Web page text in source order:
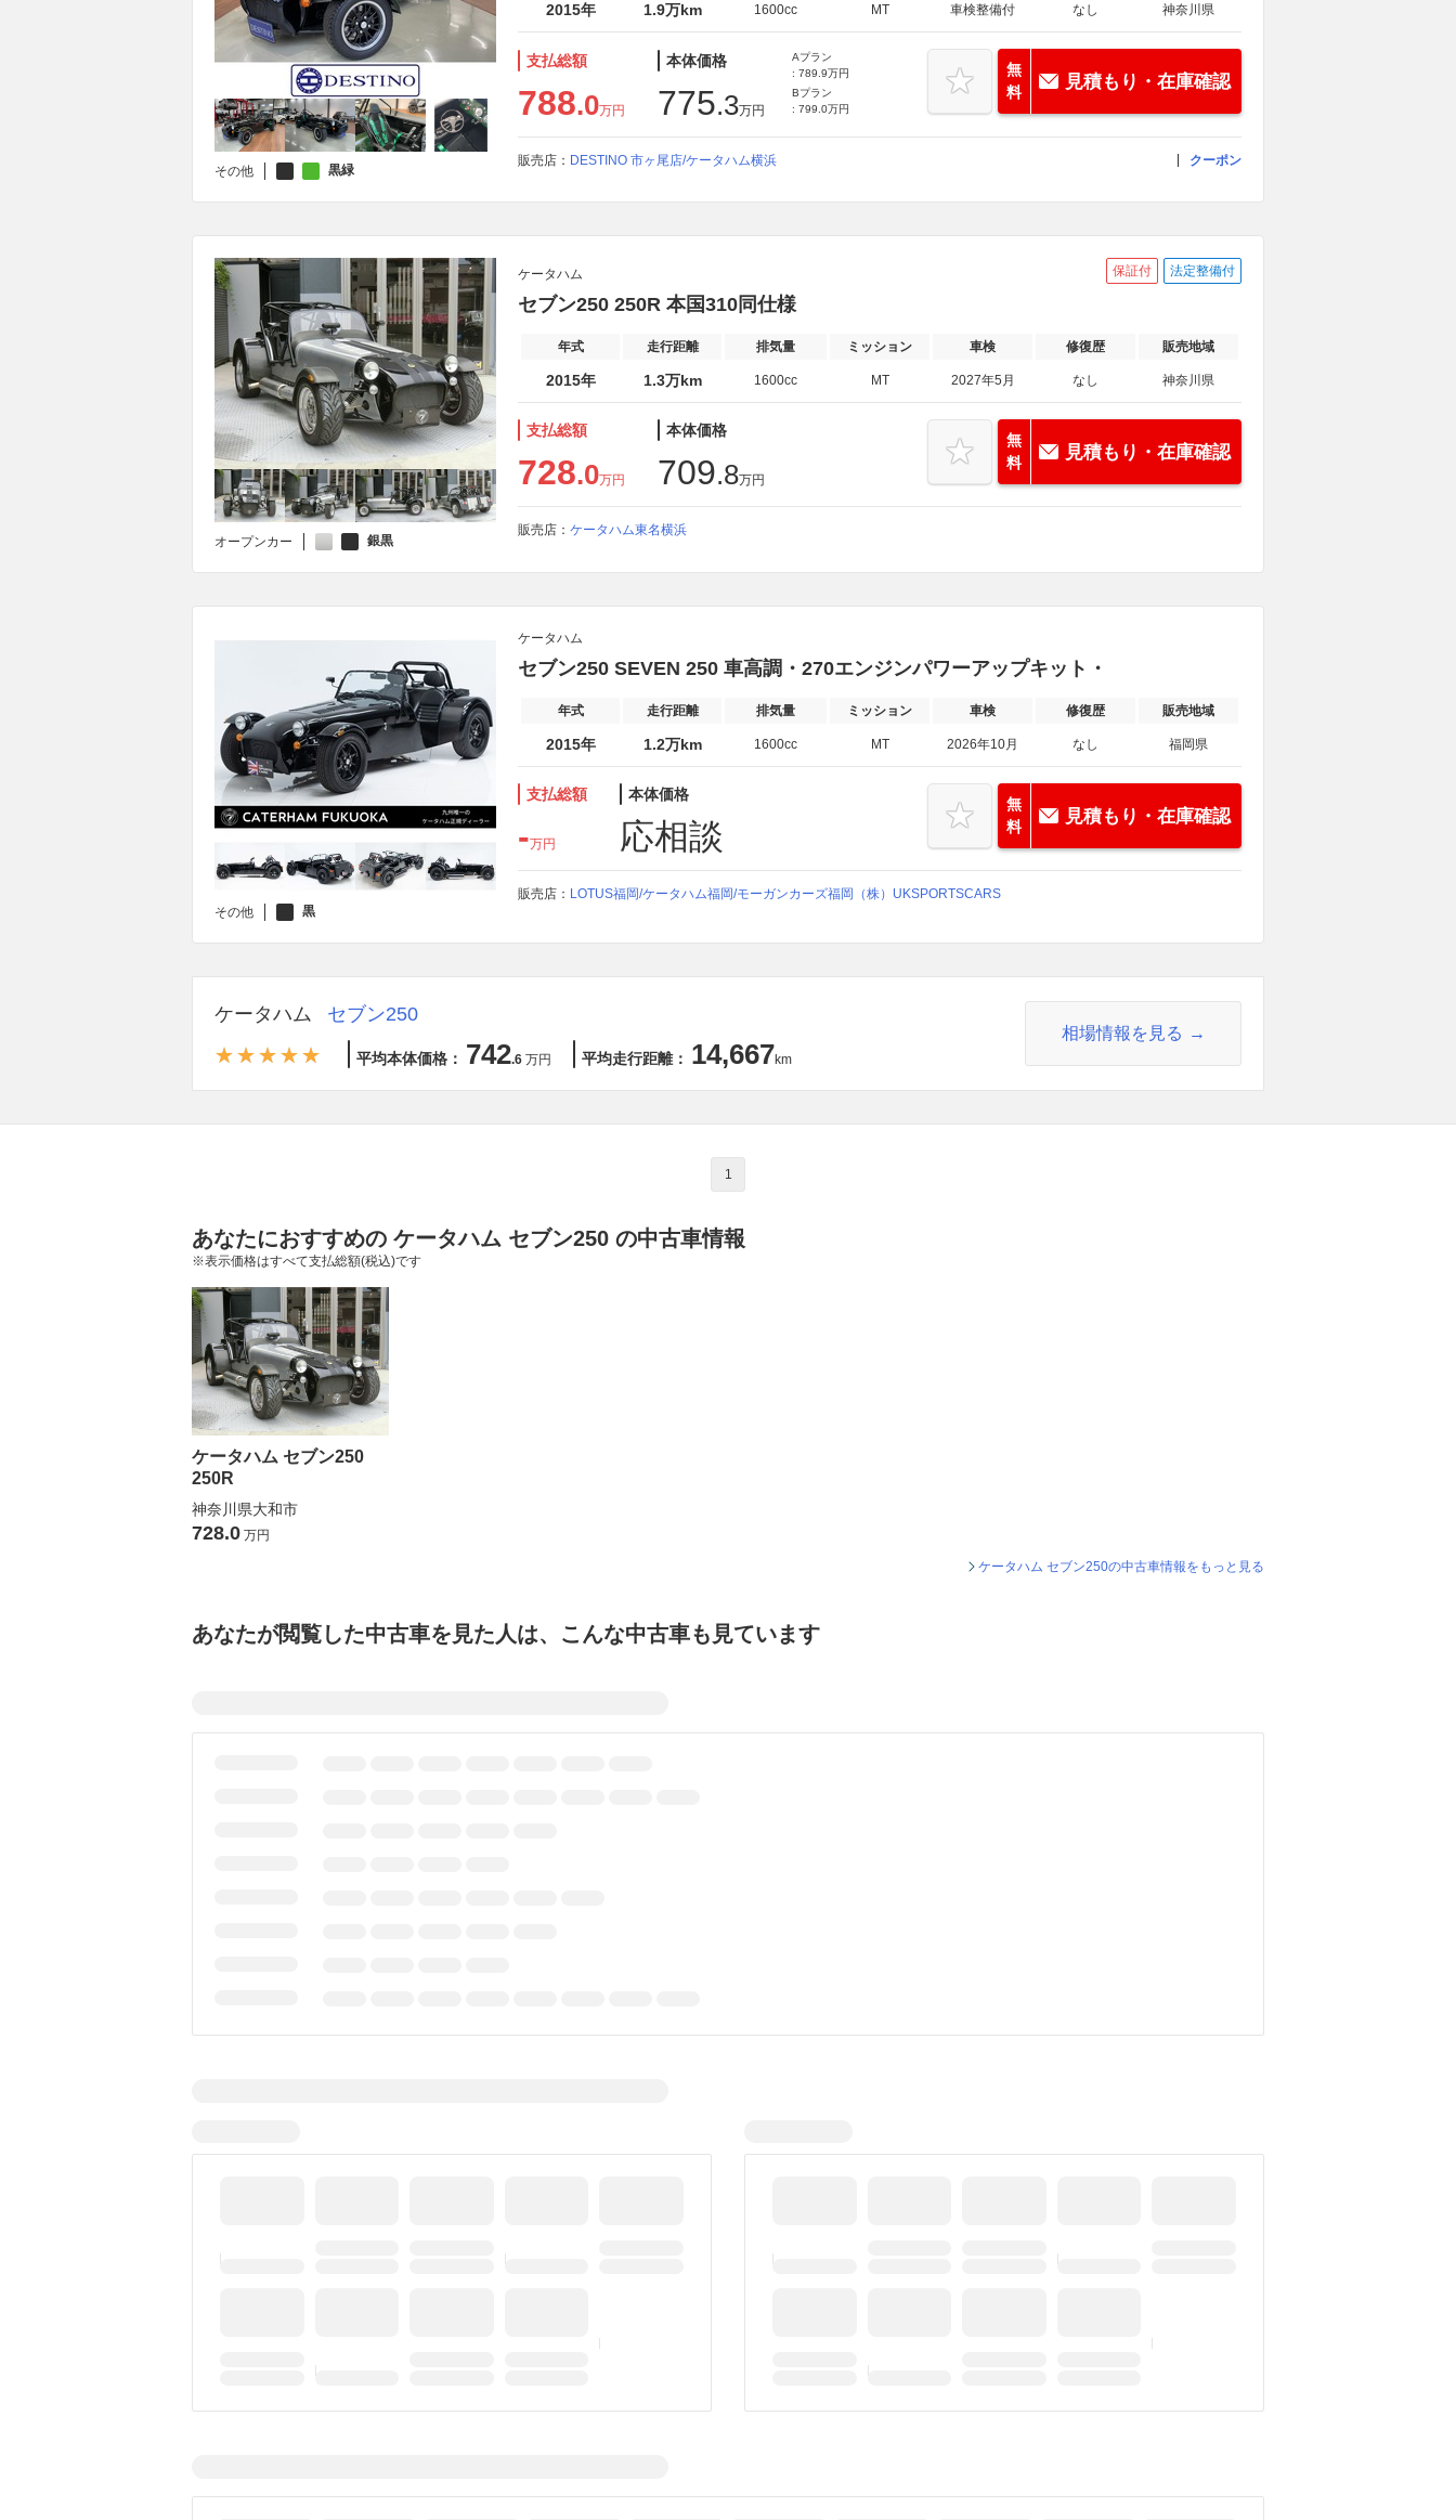
その他 黒緑
2015年 1.9万km 1600cc MT 車検整備付 なし 神奈川県
支払総額
788.0万円
本体価格
775.3万円
Aプラン
: 789.9万円
Bプラン
: 799.0万円
無
料
見積もり・在庫確認
販売店： DESTINO 市ヶ尾店/ケータハム横浜 クーポン
オープンカー 銀黒
ケータハム 保証付 法定整備付
セブン250 250R 本国310同仕様
年式 走行距離 排気量 ミッション 車検 修復歴 販売地域
2015年 1.3万km 1600cc MT 2027年5月 なし 神奈川県
支払総額
728.0万円
本体価格
709.8万円
無
料
見積もり・在庫確認
販売店： ケータハム東名横浜
その他 黒
ケータハム
セブン250 SEVEN 250 車高調・270エンジンパワーアップキット・
年式 走行距離 排気量 ミッション 車検 修復歴 販売地域
2015年 1.2万km 1600cc MT 2026年10月 なし 福岡県
支払総額
-万円
本体価格
応相談
無
料
見積もり・在庫確認
販売店： LOTUS福岡/ケータハム福岡/モーガンカーズ福岡（株）UKSPORTSCARS
ケータハム セブン250
平均本体価格： 742.6 万円 平均走行距離： 14,667km
相場情報を見る
1
あなたにおすすめの ケータハム セブン250 の中古車情報
※表示価格はすべて支払総額(税込)です
ケータハム セブン250
250R
神奈川県大和市
728.0 万円
ケータハム セブン250の中古車情報をもっと見る
あなたが閲覧した中古車を見た人は、こんな中古車も見ています